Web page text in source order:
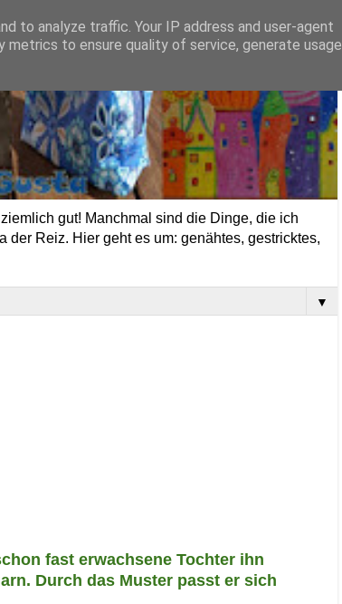
gut! Manchmal sind die Dinge, die ich
Reiz. Hier geht es um: genähtes, gestricktes,
▼
fast erwachsene Tochter ihn
Durch das Muster passt er sich
to analyze traffic. Your IP address and user-agent
metrics to ensure quality of service, generate usage